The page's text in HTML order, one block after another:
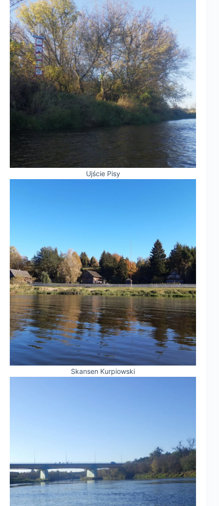
Ujście Pisy
Skansen Kurpiowski